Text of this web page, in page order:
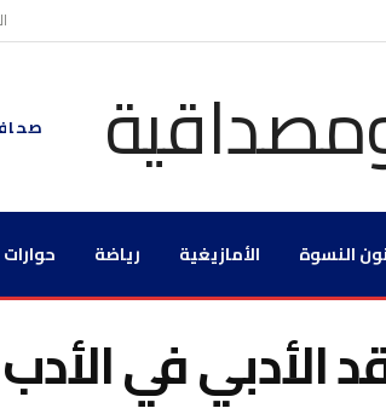
نون النسوة الأمازيغية رياضة حوارات
الأدبي في الأدب